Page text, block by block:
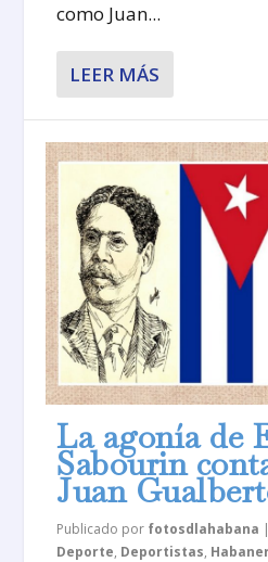
como Juan...
LEER MÁS
La agonía de
Sabourin
Juan
Publicado por fotosdlahabana |
Deporte, Deportistas,